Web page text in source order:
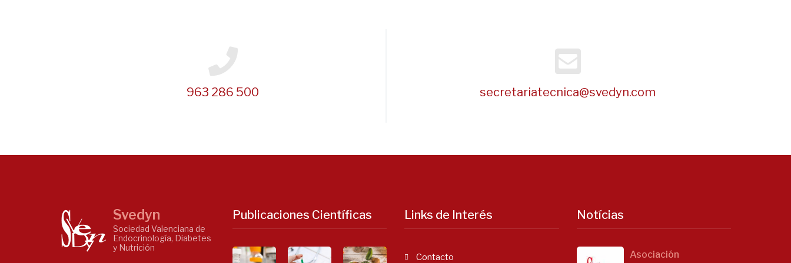
963 286 500 secretariatecnica@svedyn.com
Svedyn
Sociedad Valenciana de
Endocrinología, Diabetes
y Nutrición
Publicaciones Científicas Links de Interés
Contacto
Notícias
Asociación